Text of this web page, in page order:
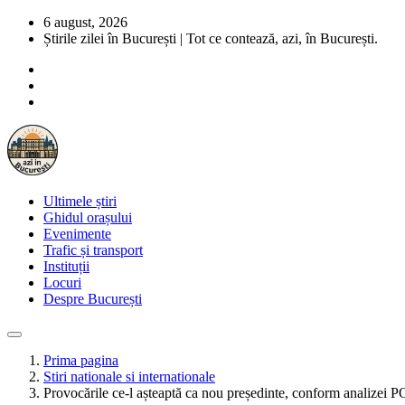
6 august, 2026
Știrile zilei în București | Tot ce contează, azi, în București.
Ultimele știri
Ghidul orașului
Evenimente
Trafic și transport
Instituții
Locuri
Despre București
Prima pagina
Stiri nationale si internationale
Provocările ce-l așteaptă ca nou președinte, conform analizei